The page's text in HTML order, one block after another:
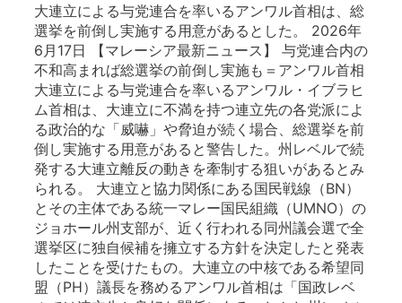
大連立による与党連合を率いるアンワル首相は、総
選挙を前倒し実施する用意があるとした。 2026年
6月17日 【マレーシア最新ニュース】 与党連合内の
不和高まれば総選挙の前倒し実施も＝アンワル首相
大連立による与党連合を率いるアンワル・イブラヒ
ム首相は、大連立に不満を持つ連立先の各党派によ
る政治的な「威嚇」や脅迫が続く場合、総選挙を前
倒し実施する用意があると警告した。州レベルで続
発する大連立離反の動きを牽制する狙いがあるとみ
られる。 大連立と協力関係にある国民戦線（BN）
とその主体である統一マレー国民組織（UMNO）の
ジョホール州支部が、近く行われる同州議会選で全
選挙区に独自候補を擁立する方針を決定したと発表
したことを受けたもの。大連立の中核である希望同
盟（PH）議長を務めるアンワル首相は「国政レベ